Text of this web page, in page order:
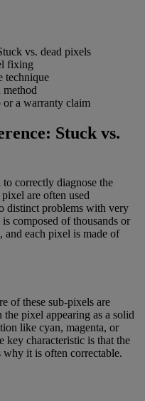
vs. dead pixels
fixing
technique
method
or a warranty claim
Stuck vs.
correctly diagnose the
are often used
distinct problems with very
composed of thousands or
each pixel is made of
of these sub-pixels are
pixel appearing as a solid
like cyan, magenta, or
characteristic is that the
it is often correctable.